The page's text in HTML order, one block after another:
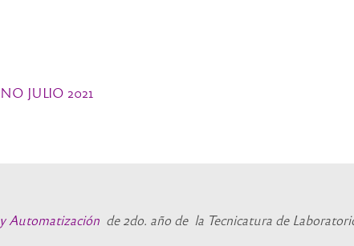
JULIO 2021
Automatización de 2do. año de la Tecnicatura de